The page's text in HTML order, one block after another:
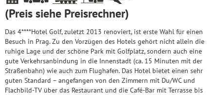
(Preis siehe Preisrechner)
Das 4****Hotel Golf, zuletzt 2013 renoviert, ist erste Wahl für einen
Besuch in Prag. Zu den Vorzügen des Hotels gehört nicht allein die
ruhige Lage und der schöne Park mit Golfplatz, sondern auch eine
gute Verkehrsanbindung in die Innenstadt (ca. 15 Minuten mit der
Straßenbahn) wie auch zum Flughafen. Das Hotel bietet einen sehr
guten Standard – angefangen von den Zimmern mit Du/WC und
Flachbild-TV über das Restaurant und die Café-Bar mit Terrasse bis